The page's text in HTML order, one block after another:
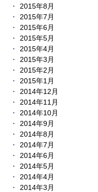
2015年8月
2015年7月
2015年6月
2015年5月
2015年4月
2015年3月
2015年2月
2015年1月
2014年12月
2014年11月
2014年10月
2014年9月
2014年8月
2014年7月
2014年6月
2014年5月
2014年4月
2014年3月